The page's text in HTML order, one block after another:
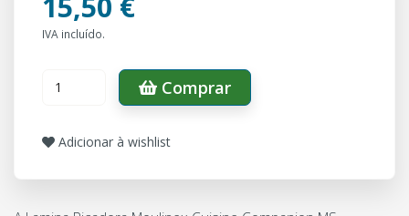
IVA incluído.
Comprar
Adicionar à wishlist